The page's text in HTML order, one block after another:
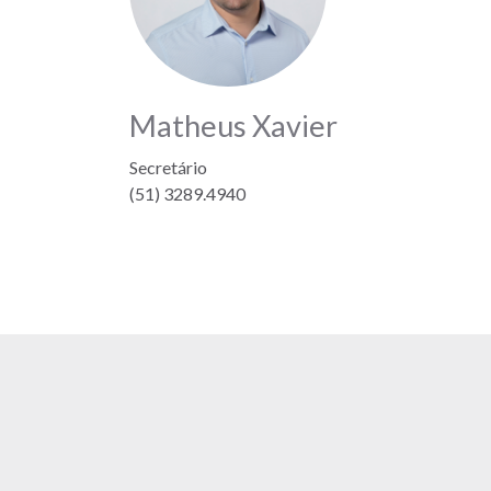
Matheus Xavier
Secretário
(51) 3289.4940